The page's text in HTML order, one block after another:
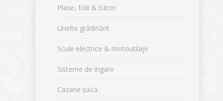
Plase, folii & tutori
Unelte grădinărit
Scule electrice & motoutilaje
Sisteme de irigare
Cazane țuică